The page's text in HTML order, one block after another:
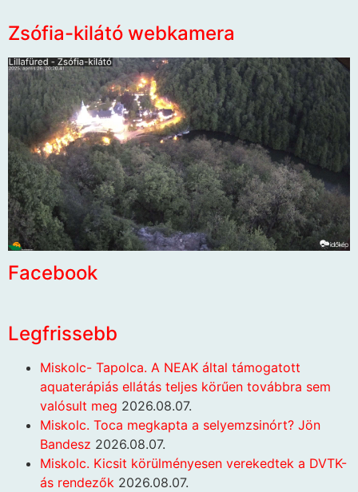
Zsófia-kilátó webkamera
Facebook
Legfrissebb
Miskolc- Tapolca. A NEAK által támogatott
aquaterápiás ellátás teljes körűen továbbra sem
valósult meg 2026.08.07.
Miskolc. Toca megkapta a selyemzsinórt? Jön
Bandesz 2026.08.07.
Miskolc. Kicsit körülményesen verekedtek a DVTK-
ás rendezők 2026.08.07.